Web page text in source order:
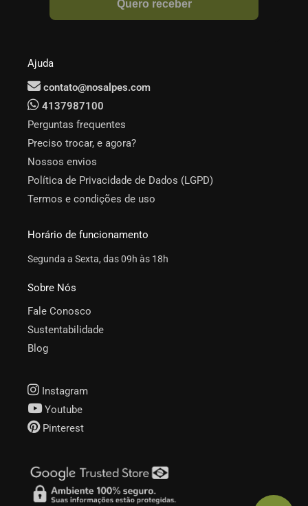
Ajuda
contato@nosalpes.com
4137987100
Perguntas frequentes
Preciso trocar, e agora?
Nossos envios
Política de Privacidade de Dados (LGPD)
Termos e condições de uso
Horário de funcionamento
Segunda a Sexta, das 09h às 18h
Sobre Nós
Fale Conosco
Sustentabilidade
Blog
Instagram
Youtube
Pinterest